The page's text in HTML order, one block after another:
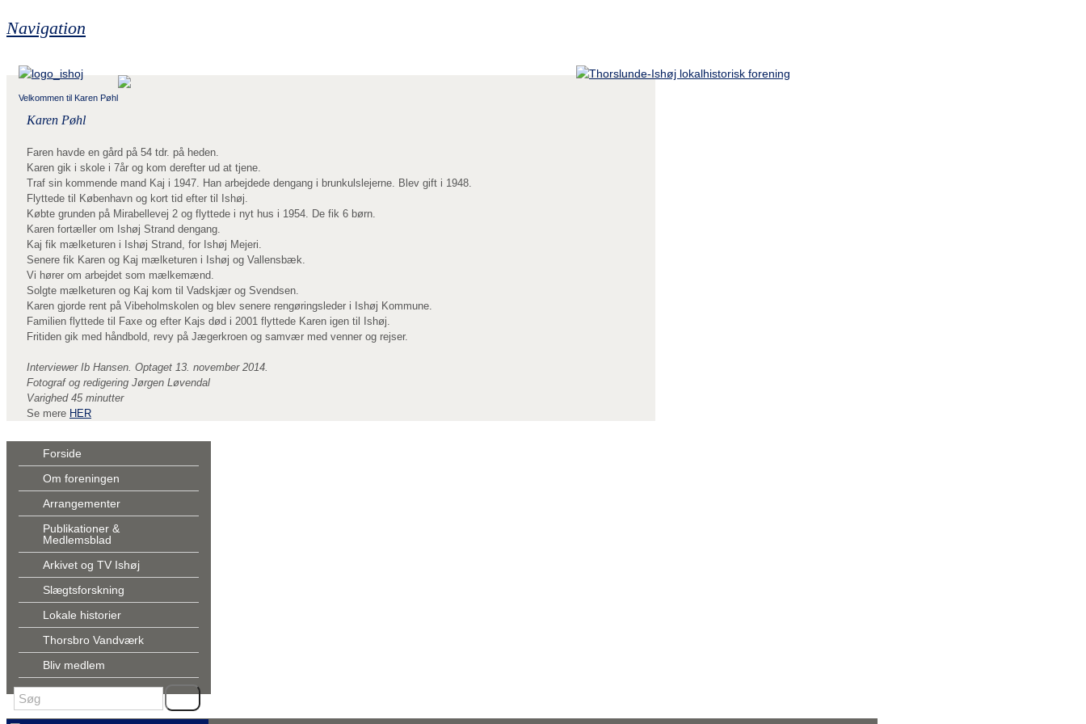
Navigation
Velkommen til Karen Pøhl
Karen Pøhl
Faren havde en gård på 54 tdr. på heden.
Karen gik i skole i 7år og kom derefter ud at tjene.
Traf sin kommende mand Kaj i 1947. Han arbejdede dengang i brunkulslejerne. Blev gift i 1948.
Flyttede til København og kort tid efter til Ishøj.
Købte grunden på Mirabellevej 2 og flyttede i nyt hus i 1954. De fik 6 børn.
Karen fortæller om Ishøj Strand dengang.
Kaj fik mælketuren i Ishøj Strand, for Ishøj Mejeri.
Senere fik Karen og Kaj mælketuren i Ishøj og Vallensbæk.
Vi hører om arbejdet som mælkemænd.
Solgte mælketuren og Kaj kom til Vadskjær og Svendsen.
Karen gjorde rent på Vibeholmskolen og blev senere rengøringsleder i Ishøj Kommune.
Familien flyttede til Faxe og efter Kajs død i 2001 flyttede Karen igen til Ishøj.
Fritiden gik med håndbold, revy på Jægerkroen og samvær med venner og rejser.
Interviewer Ib Hansen. Optaget 13. november 2014.
Fotograf og redigering Jørgen Løvendal
Varighed 45 minutter
Se mere HER
Forside
Om foreningen
Arrangementer
Publikationer &
Medlemsblad
Arkivet og TV Ishøj
Slægtsforskning
Lokale historier
Thorsbro Vandværk
Bliv medlem